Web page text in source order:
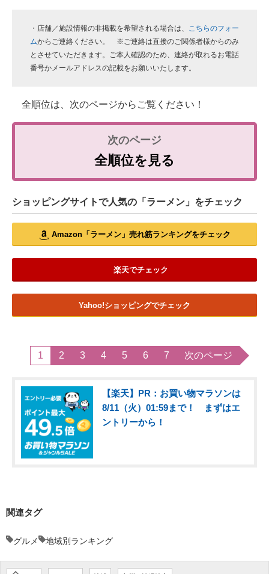
・店舗／施設情報の非掲載を希望される場合は、 こちらのフォー
ムからご連絡ください。 ※ご連絡は直接のご関係者様からのみ
とさせていただきます。ご本人確認のため、連絡が取れるお電話
番号かメールアドレスの記載をお願いいたします。
全順位は、次のページからご覧ください！
全順位を見る
ショッピングサイトで人気の「ラーメン」をチェック
Amazon「ラーメン」売れ筋ランキングをチェック
楽天でチェック
Yahoo!ショッピングでチェック
1 2 3 4 5 6 7 次のページ
【楽天】PR：お買い物マラソンは
8/11（火）01:59まで！ まずはエ
ントリーから！
関連タグ
グルメ 地域別ランキング